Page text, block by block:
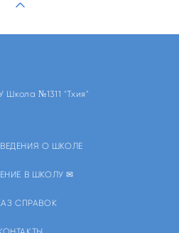
Школа №1311 "Тхия"
О ШКОЛЕ
В ШКОЛУ ✉
СПРАВОК